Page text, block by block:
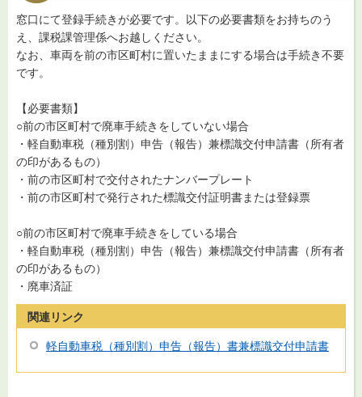
窓口にて登録手続きが必要です。以下の必要書類をお持ちのう
え、課税課管理係へお越しください。
なお、車両を前の市区町村に置いたままにする場合は手続き不要
です。
【必要書類】
○前の市区町村で廃車手続きをしていない場合
・軽自動車税（種別割）申告（報告）兼標識交付申請書（所有者
の印があるもの）
・前の市区町村で交付されたナンバープレート
・前の市区町村で発行された標識交付証明書または登録票
○前の市区町村で廃車手続きをしている場合
・軽自動車税（種別割）申告（報告）兼標識交付申請書（所有者
の印があるもの）
・廃車済証
関連リンク
軽自動車税（種別割）申告（報告）書兼標識交付申請書